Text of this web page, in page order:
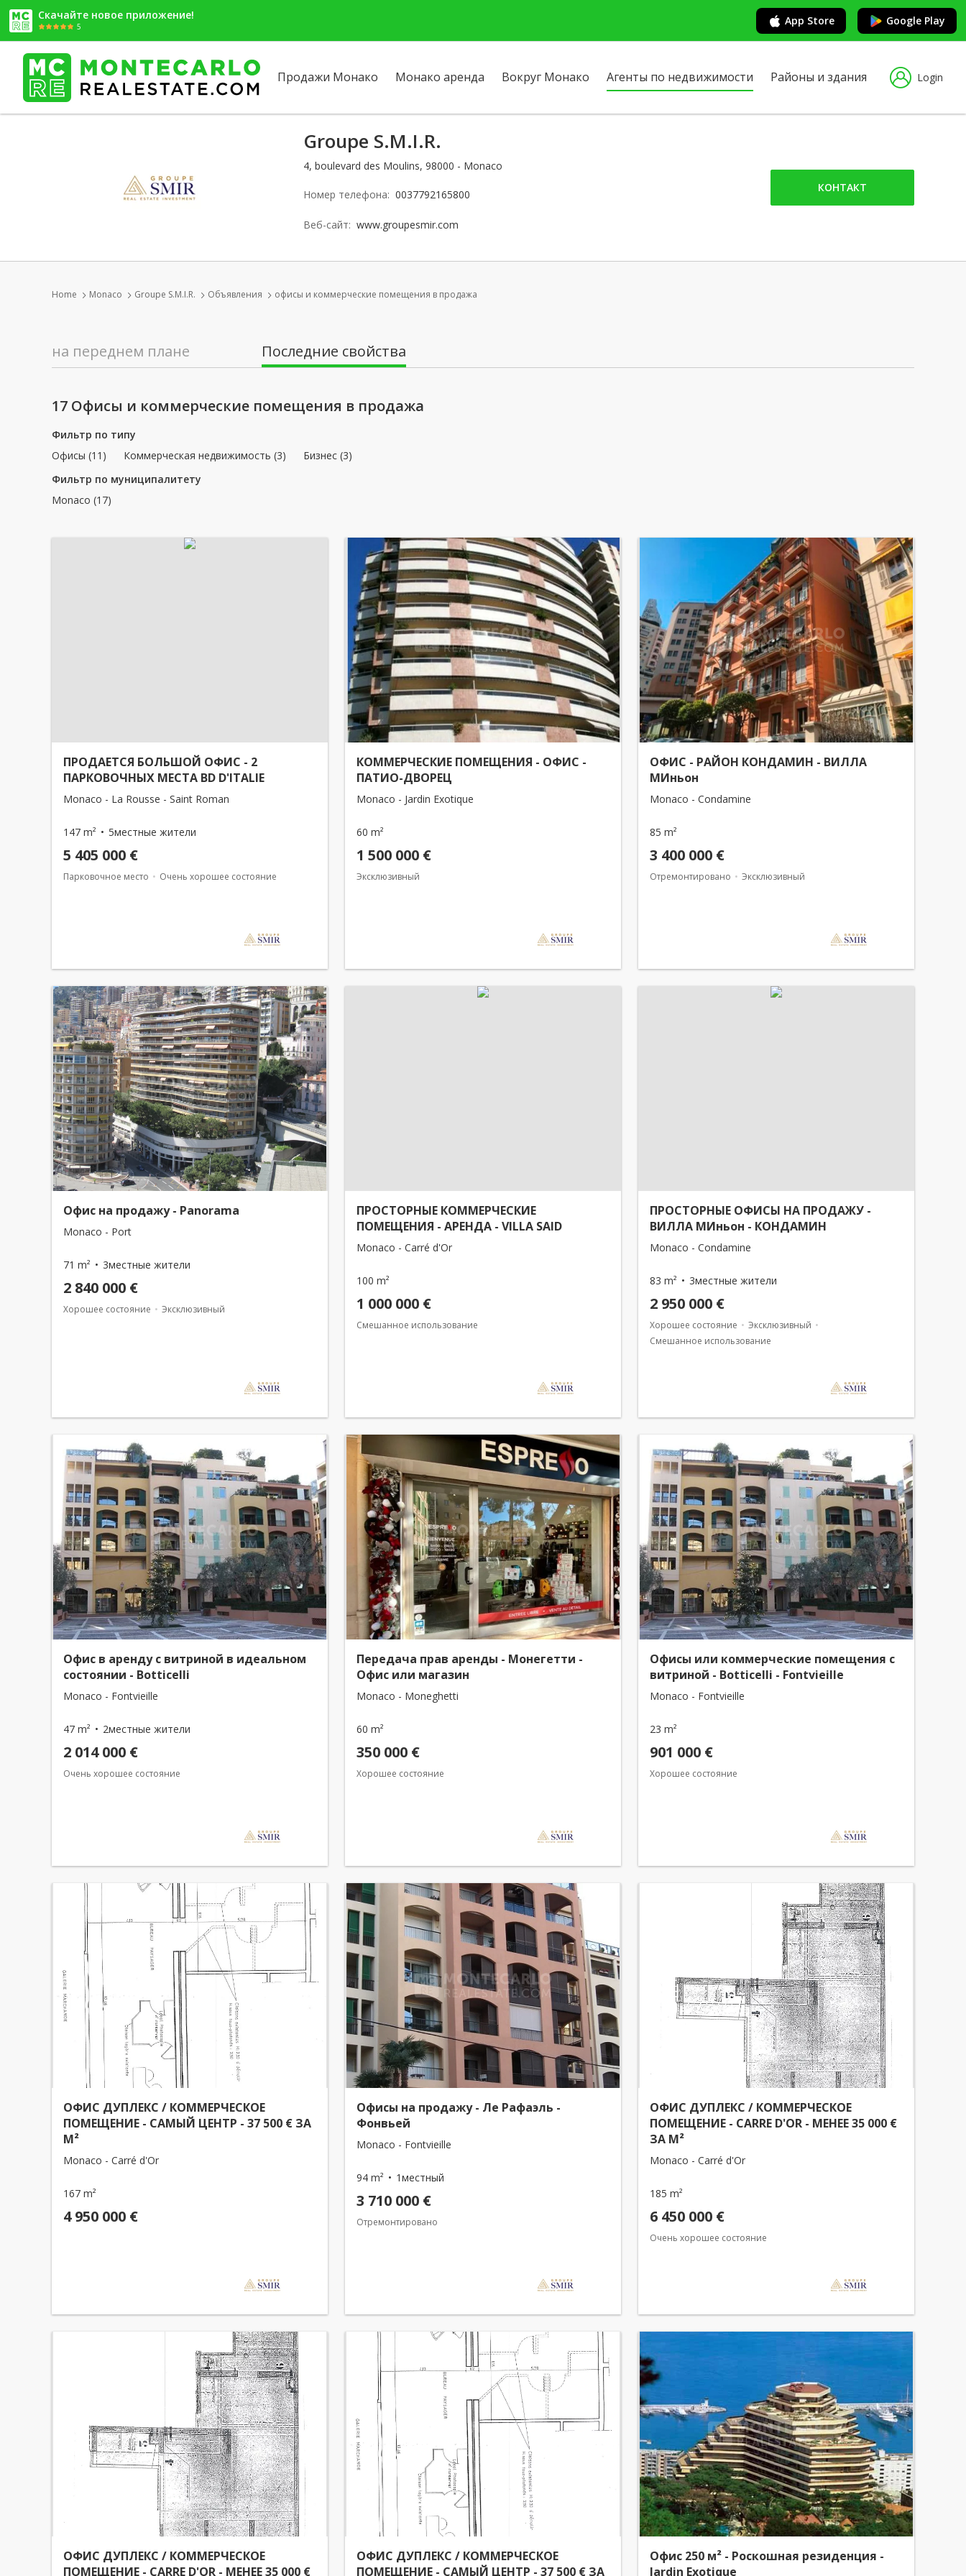
Скачайте новое приложение!
5 App Store Google Play
Продажи Монако Монако аренда Вокруг Монако Агенты по недвижимости Районы и здания Login
Groupe S.M.I.R.
4, boulevard des Moulins, 98000 - Monaco
Номер телефона: 0037792165800
Веб-сайт: www.groupesmir.com
КОНТАКТ
Home Monaco Groupe S.M.I.R. Объявления офисы и коммерческие помещения в продажа
на переднем плане Последние свойства
17 Офисы и коммерческие помещения в продажа
Фильтр по типу
Офисы (11)
Коммерческая недвижимость (3)
Бизнес (3)
Фильтр по муниципалитету
Monaco (17)
ПРОДАЕТСЯ БОЛЬШОЙ ОФИС - 2
ПАРКОВОЧНЫХ МЕСТА BD D'ITALIE
Monaco - La Rousse - Saint Roman
147 m² 5местные жители
5 405 000 €
Парковочное место Очень хорошее состояние
КОММЕРЧЕСКИЕ ПОМЕЩЕНИЯ - ОФИС -
ПАТИО-ДВОРЕЦ
Monaco - Jardin Exotique
60 m²
1 500 000 €
Эксклюзивный
ОФИС - РАЙОН КОНДАМИН - ВИЛЛА
МИньон
Monaco - Condamine
85 m²
3 400 000 €
Отремонтировано Эксклюзивный
Офис на продажу - Panorama
Monaco - Port
71 m² 3местные жители
2 840 000 €
Хорошее состояние Эксклюзивный
ПРОСТОРНЫЕ КОММЕРЧЕСКИЕ
ПОМЕЩЕНИЯ - АРЕНДА - VILLA SAID
Monaco - Carré d'Or
100 m²
1 000 000 €
Смешанное использование
ПРОСТОРНЫЕ ОФИСЫ НА ПРОДАЖУ -
ВИЛЛА МИньон - КОНДАМИН
Monaco - Condamine
83 m² 3местные жители
2 950 000 €
Хорошее состояние
Эксклюзивный
Смешанное использование
Офис в аренду с витриной в идеальном
состоянии - Botticelli
Monaco - Fontvieille
47 m² 2местные жители
2 014 000 €
Очень хорошее состояние
Передача прав аренды - Монегетти -
Офис или магазин
Monaco - Moneghetti
60 m²
350 000 €
Хорошее состояние
Офисы или коммерческие помещения с
витриной - Botticelli - Fontvieille
Monaco - Fontvieille
23 m²
901 000 €
Хорошее состояние
ОФИС ДУПЛЕКС / КОММЕРЧЕСКОЕ
ПОМЕЩЕНИЕ - САМЫЙ ЦЕНТР - 37 500 € ЗА
М²
Monaco - Carré d'Or
167 m²
4 950 000 €
Офисы на продажу - Ле Рафаэль -
Фонвьей
Monaco - Fontvieille
94 m² 1местный
3 710 000 €
Отремонтировано
ОФИС ДУПЛЕКС / КОММЕРЧЕСКОЕ
ПОМЕЩЕНИЕ - CARRE D'OR - МЕНЕЕ 35 000 €
ЗА М²
Monaco - Carré d'Or
185 m²
6 450 000 €
Очень хорошее состояние
ОФИС ДУПЛЕКС / КОММЕРЧЕСКОЕ
ПОМЕЩЕНИЕ - CARRE D'OR - МЕНЕЕ 35 000 €
ОФИС ДУПЛЕКС / КОММЕРЧЕСКОЕ
ПОМЕЩЕНИЕ - САМЫЙ ЦЕНТР - 37 500 € ЗА
Офис 250 м² - Pоскошная резиденция -
Jardin Exotique